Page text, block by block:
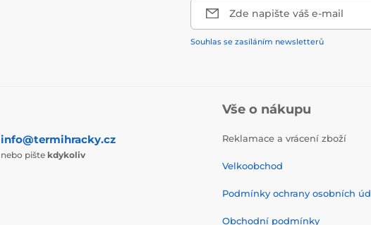
Zde napište váš e-mail
Souhlas se zasíláním newsletterů
info@termihracky.cz
nebo pište kdykoliv
Vše o nákupu
Reklamace a vrácení zboží
Velkoobchod
Podmínky ochrany osobních
Obchodní podmínky